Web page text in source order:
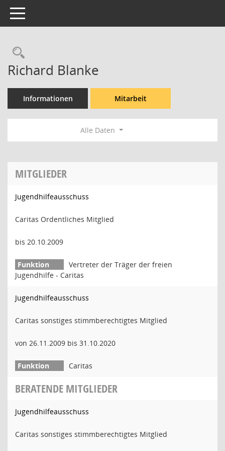
Toggle navigation
Rechercheauswahl
Richard Blanke
Informationen Mitarbeit
Alle Daten
MITGLIEDER
Jugendhilfeausschuss
Caritas Ordentliches Mitglied
bis 20.10.2009
Vertreter der Träger der freien
Jugendhilfe - Caritas
Jugendhilfeausschuss
Caritas sonstiges stimmberechtigtes Mitglied
von 26.11.2009 bis 31.10.2020
Caritas
BERATENDE MITGLIEDER
Jugendhilfeausschuss
Caritas sonstiges stimmberechtigtes Mitglied